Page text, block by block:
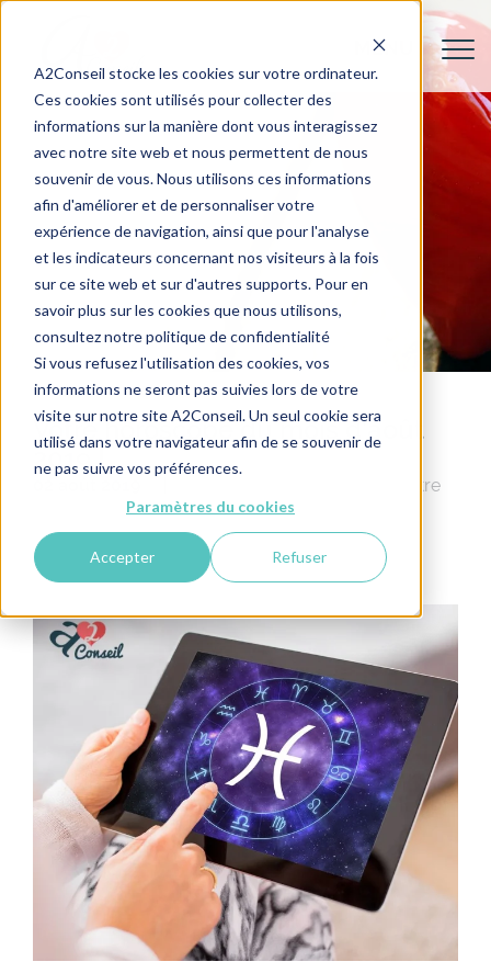
A2Conseil stocke les cookies sur votre ordinateur.
Ces cookies sont utilisés pour collecter des
informations sur la manière dont vous interagissez
avec notre site web et nous permettent de nous
souvenir de vous. Nous utilisons ces informations
afin d'améliorer et de personnaliser votre
expérience de navigation, ainsi que pour l'analyse
et les indicateurs concernant nos visiteurs à la fois
sur ce site web et sur d'autres supports. Pour en
savoir plus sur les cookies que nous utilisons,
consultez notre politique de confidentialité
Si vous refusez l'utilisation des cookies, vos
informations ne seront pas suivies lors de votre
visite sur notre site A2Conseil. Un seul cookie sera
utilisé dans votre navigateur afin de se souvenir de
ne pas suivre vos préférences.
Paramètres du cookies
Accepter Refuser
Votre horoscope du mois d’août
2019 !
Rencontre
Conseils pour Lui
Happiness Coaching